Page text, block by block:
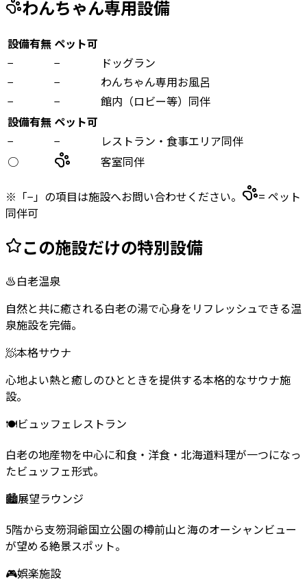
わんちゃん専用設備
設備有無 ペット可
−
−
ドッグラン
−
−
わんちゃん専用お風呂
−
−
館内（ロビー等）同伴
設備有無 ペット可
−
−
レストラン・食事エリア同伴
○
客室同伴
※「−」の項目は施設へお問い合わせください。
= ペット
同伴可
この施設だけの特別設備
♨白老温泉
自然と共に癒される白老の湯で心身をリフレッシュできる温
泉施設を完備。
🧖本格サウナ
心地よい熱と癒しのひとときを提供する本格的なサウナ施
設。
🍽ビュッフェレストラン
白老の地産物を中心に和食・洋食・北海道料理が一つになっ
たビュッフェ形式。
🏙展望ラウンジ
5階から支笏洞爺国立公園の樽前山と海のオーシャンビュー
が望める絶景スポット。
🎮娯楽施設